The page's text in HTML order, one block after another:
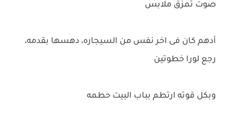
صوت تمزق ملابس
أدهم كان فى اخر نفس من السيجاره، دهسها بقدمه،
رجع لورا خطوتين
وبكل قوته ارتطم بباب البيت حطمه